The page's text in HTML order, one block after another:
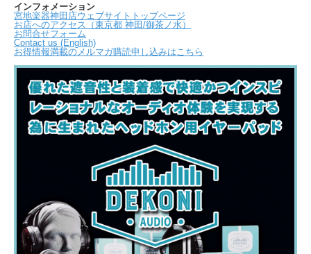
インフォメーション
宮地楽器神田店ウェブサイトトップページ
お店へのアクセス（東京都 神田/御茶ノ水）
お問合せフォーム
Contact us (English)
お得情報満載のメルマガ購読申し込みはこちら